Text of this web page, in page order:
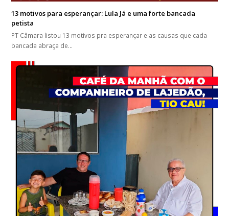
13 motivos para esperançar: Lula Já e uma forte bancada
petista
PT Câmara listou 13 motivos pra esperançar e as causas que cada
bancada abraça de…